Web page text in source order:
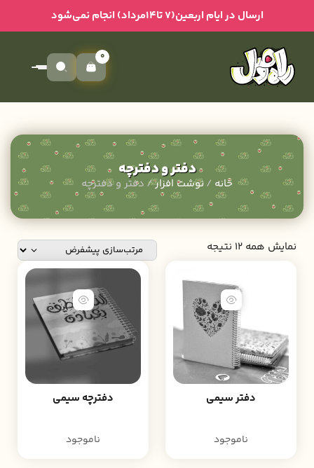
ارسال در ایام اربعین(۷ تا۱۴مرداد) انجام نمی‌شود
0
دفتر و دفترچه
خانه /نوشت افزار/ دفتر و دفترچه
نمایش همه 12 نتیجه
دفتر سیمی
ناموجود
دفترچه سیمی
ناموجود